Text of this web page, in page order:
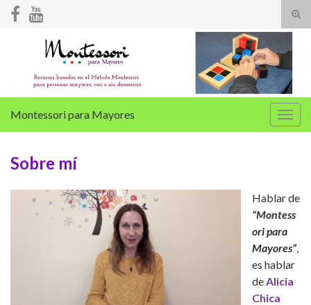
el
Search for:
la
Montessori para Mayores
Sobre mí
Hablar de
“Montess
ori para
Mayores”
es hablar
de Alicia
Chica